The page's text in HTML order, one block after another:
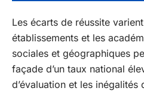
Les écarts de réussite
établissements et les
sociales et géographiques
façade d’un taux national
d’évaluation et les